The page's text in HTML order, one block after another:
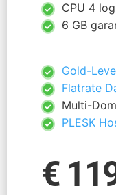
CPU 4
6 GB
Gold-
Flatrate
Multi-
PLESK
€